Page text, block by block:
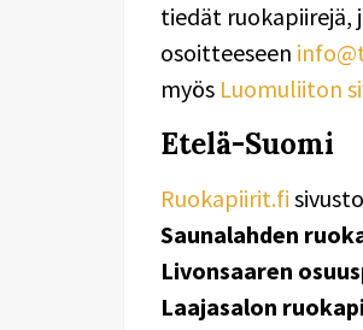
tiedät
osoitteeseen
myös Luomuliiton
Etelä-Suomi
Ruokapiirit.fi
Saunalahden
Livonsaaren
Laajasalon